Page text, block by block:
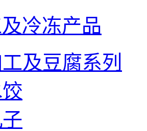
冷冻产品
及豆腐系列